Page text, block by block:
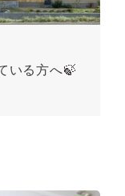
いる方へ🍃